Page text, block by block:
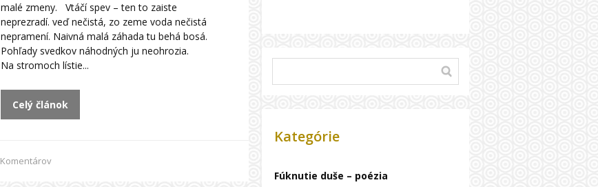
malé zmeny. Vtáčí spev – ten to zaiste
neprezradí. veď nečistá, zo zeme voda nečistá
nepramení. Naivná malá záhada tu behá bosá.
Pohľady svedkov náhodných ju neohrozia.
Na stromoch lístie...
Celý článok
Komentárov
Kategórie
Fúknutie duše – poézia